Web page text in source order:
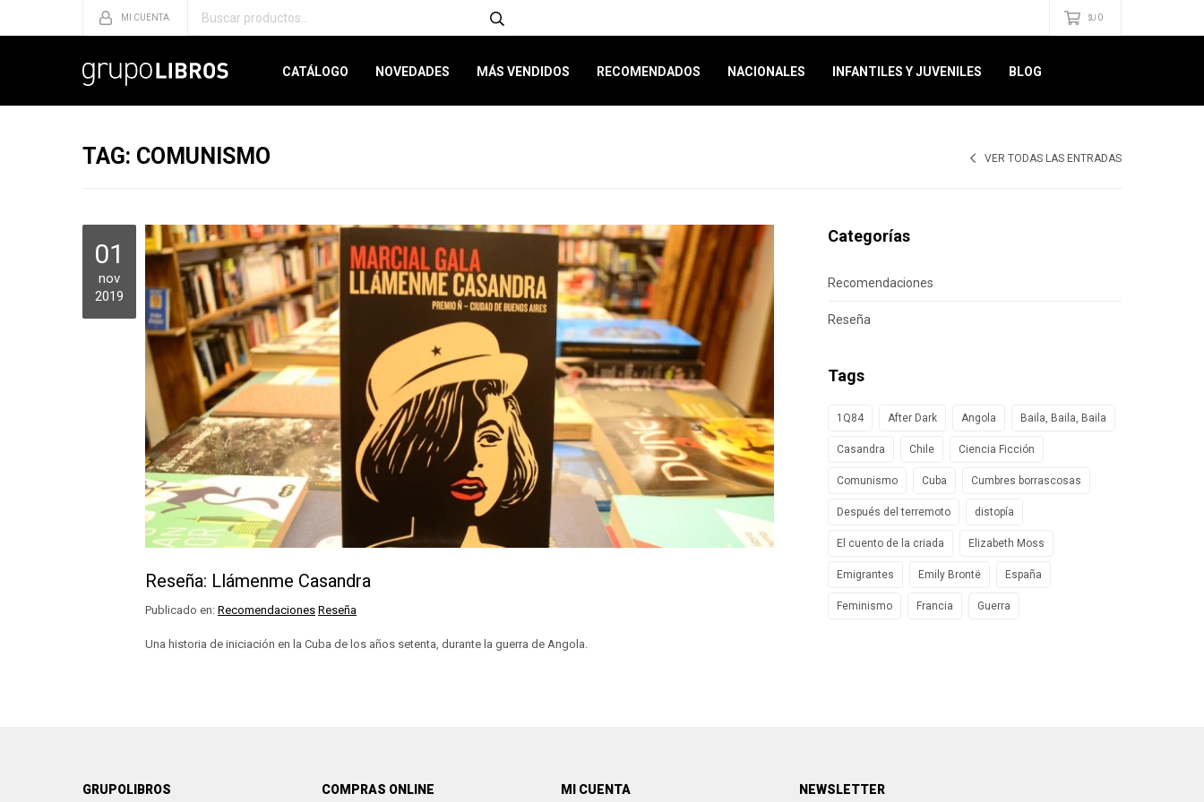
CATÁLOGO NOVEDADES MÁS VENDIDOS RECOMENDADOS NACIONALES INFANTILES Y JUVENILES BLOG
$U 0
TAG: COMUNISMO VER TODAS LAS ENTRADAS
Reseña: Llámenme Casandra
01
nov
2019
Publicado en: Recomendaciones Reseña
Una historia de iniciación en la Cuba de los años setenta, durante la guerra de Angola.
Categorías
Recomendaciones
Reseña
Tags
1Q84 After Dark Angola Baila, Baila, Baila
Casandra Chile Ciencia Ficción
Comunismo Cuba Cumbres borrascosas
Después del terremoto distopía
El cuento de la criada Elizabeth Moss
Emigrantes Emily Brontë España
Feminismo Francia Guerra
GRUPOLIBROS COMPRAS ONLINE MI CUENTA NEWSLETTER